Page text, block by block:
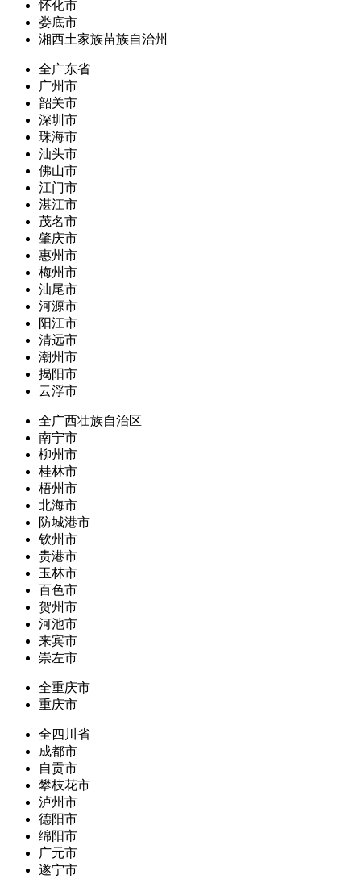
怀化市
娄底市
湘西土家族苗族自治州
全广东省
广州市
韶关市
深圳市
珠海市
汕头市
佛山市
江门市
湛江市
茂名市
肇庆市
惠州市
梅州市
汕尾市
河源市
阳江市
清远市
潮州市
揭阳市
云浮市
全广西壮族自治区
南宁市
柳州市
桂林市
梧州市
北海市
防城港市
钦州市
贵港市
玉林市
百色市
贺州市
河池市
来宾市
崇左市
全重庆市
重庆市
全四川省
成都市
自贡市
攀枝花市
泸州市
德阳市
绵阳市
广元市
遂宁市